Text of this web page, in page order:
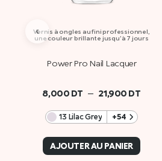
Vernis à ongles au fini professionnel,
une couleur brillante jusqu’à 7 jours
Power Pro Nail Lacquer
8,000 DT – 21,900 DT
13 Lilac Grey +54
AJOUTER AU PANIER
‹